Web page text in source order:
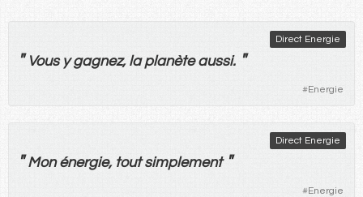
Direct Energie
" Vous y gagnez, la planète aussi. "
#Energie
Direct Energie
" Mon énergie, tout simplement "
#Energie